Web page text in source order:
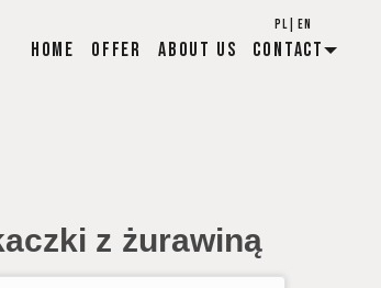
PL EN
Home Offer About us Contact
z żurawiną